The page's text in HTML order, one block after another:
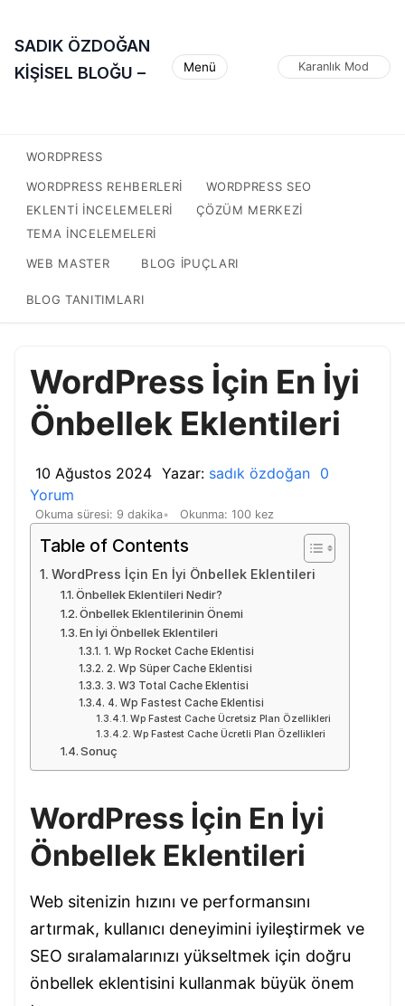
SADIK ÖZDOĞAN
KİŞİSEL BLOĞU –
Menü Karanlık Mod
WORDPRESS
WORDPRESS REHBERLERI
WORDPRESS SEO
EKLENTI INCELEMELERI
ÇÖZÜM MERKEZI
TEMA INCELEMELERI
WEB MASTER BLOG IPUÇLARI
BLOG TANITIMLARI
WordPress İçin En İyi
Önbellek Eklentileri
10 Ağustos 2024 Yazar: sadık özdoğan 0
Yorum
Okuma süresi: 9 dakika Okunma: 100 kez
Table of Contents
WordPress İçin En İyi Önbellek Eklentileri
Önbellek Eklentileri Nedir?
Önbellek Eklentilerinin Önemi
En İyi Önbellek Eklentileri
1. Wp Rocket Cache Eklentisi
2. Wp Süper Cache Eklentisi
3. W3 Total Cache Eklentisi
4. Wp Fastest Cache Eklentisi
Wp Fastest Cache Ücretsiz Plan Özellikleri
Wp Fastest Cache Ücretli Plan Özellikleri
Sonuç
WordPress İçin En İyi
Önbellek Eklentileri
Web sitenizin hızını ve performansını
artırmak, kullanıcı deneyimini iyileştirmek ve
SEO sıralamalarınızı yükseltmek için doğru
önbellek eklentisini kullanmak büyük önem